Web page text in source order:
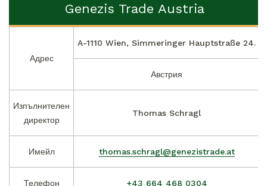
Genezis Trade Austria
Адрес
A-1110 Wien, Simmeringer Hauptstraße 24.
Австрия
Изпълнителен
директор
Thomas Schragl
Имейл thomas.schragl@genezistrade.at
Телефон +43 664 468 0304